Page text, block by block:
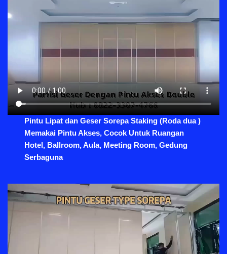
Pintu Lipat dan Geser Sorepa Staking (Roda dua )
Memakai Pintu Akses, Cocok Untuk Ruangan
Hotel, Ballroom, Aula, Meeting Room, Gedung
Serbaguna